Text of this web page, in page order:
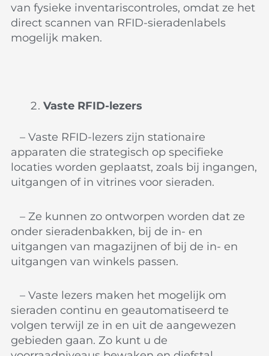
van fysieke inventariscontroles, omdat ze het
direct scannen van RFID-sieradenlabels
mogelijk maken.
Vaste RFID-lezers
– Vaste RFID-lezers zijn stationaire
apparaten die strategisch op specifieke
locaties worden geplaatst, zoals bij ingangen,
uitgangen of in vitrines voor sieraden.
– Ze kunnen zo ontworpen worden dat ze
onder sieradenbakken, bij de in- en
uitgangen van magazijnen of bij de in- en
uitgangen van winkels passen.
– Vaste lezers maken het mogelijk om
sieraden continu en geautomatiseerd te
volgen terwijl ze in en uit de aangewezen
gebieden gaan. Zo kunt u de